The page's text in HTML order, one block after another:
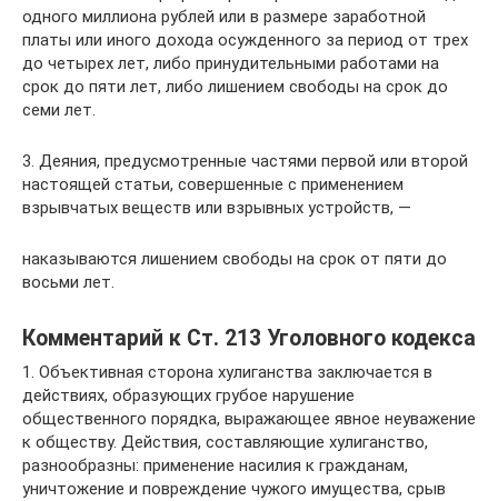
одного миллиона рублей или в размере заработной
платы или иного дохода осужденного за период от трех
до четырех лет, либо принудительными работами на
срок до пяти лет, либо лишением свободы на срок до
семи лет.
3. Деяния, предусмотренные частями первой или второй
настоящей статьи, совершенные с применением
взрывчатых веществ или взрывных устройств, —
наказываются лишением свободы на срок от пяти до
восьми лет.
Комментарий к Ст. 213 Уголовного кодекса
1. Объективная сторона хулиганства заключается в
действиях, образующих грубое нарушение
общественного порядка, выражающее явное неуважение
к обществу. Действия, составляющие хулиганство,
разнообразны: применение насилия к гражданам,
уничтожение и повреждение чужого имущества, срыв